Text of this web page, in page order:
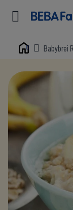
Home Babybrei